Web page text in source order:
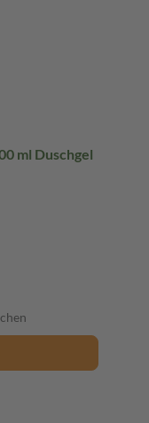
ml Duschgel